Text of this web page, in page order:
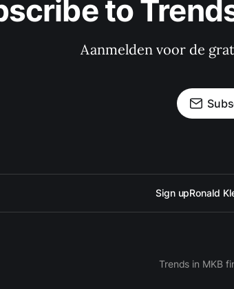
to
Aanmelden voor de
Sign upRonald
Trends in MKB